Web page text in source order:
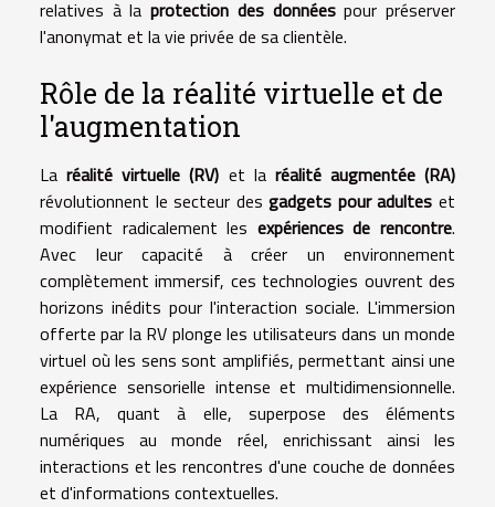
relatives à laprotection des donnéespour préserver
l'anonymat et la vie privée de sa clientèle.
Rôle de la réalité virtuelle et de
l'augmentation
Laréalité virtuelle (RV) et la réalité augmentée (RA)
révolutionnent le secteur desgadgets pour adultes et
modifient radicalement les expériences de rencontre.
Avec leur capacité à créer un environnement
complètement immersif, ces technologies ouvrent des
horizons inédits pour l'interaction sociale. L'immersion
offerte par la RV plonge les utilisateurs dans un monde
virtuel où les sens sont amplifiés, permettant ainsi une
expérience sensorielle intense et multidimensionnelle.
La RA, quant à elle, superpose des éléments
numériques au monde réel, enrichissant ainsi les
interactions et les rencontres d'une couche de données
et d'informations contextuelles.